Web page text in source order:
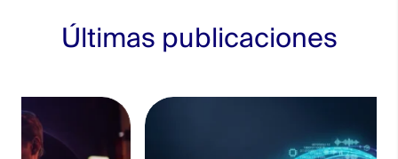
Últimas publicaciones